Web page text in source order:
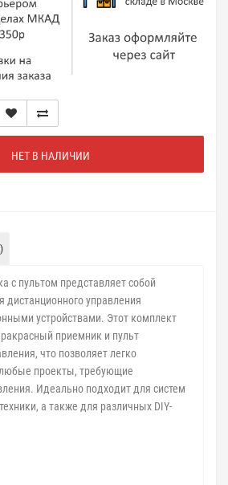
НЕТ В НАЛИЧИИ
с пультом представляет собой
управления
устройствами. Этот комплект
приемник и пульт
что позволяет легко
любые проекты, требующие
Идеально подходит для систем
а также для различных DIY-